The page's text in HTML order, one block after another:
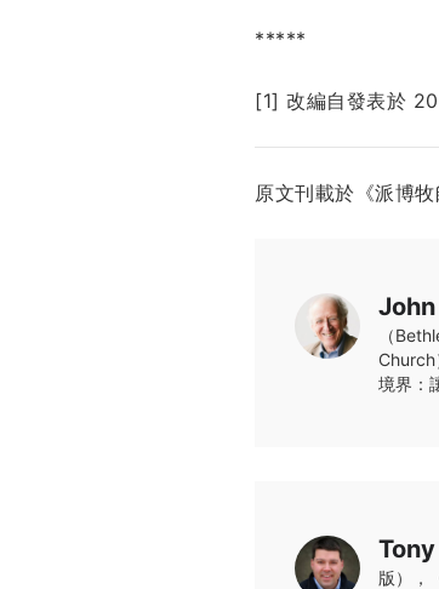
*****
[1] 改編自發表於
原文刊載於《派博
（
Church
境界：
版），